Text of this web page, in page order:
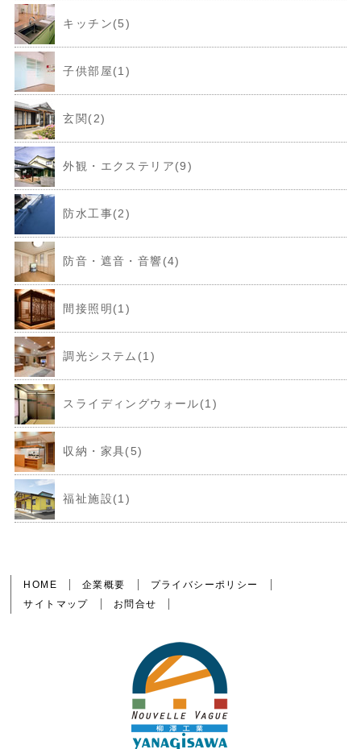
キッチン(5)
子供部屋(1)
玄関(2)
外観・エクステリア(9)
防水工事(2)
防音・遮音・音響(4)
間接照明(1)
調光システム(1)
スライディングウォール(1)
収納・家具(5)
福祉施設(1)
HOME 企業概要
プライバシーポリシー
サイトマップ
お問合せ